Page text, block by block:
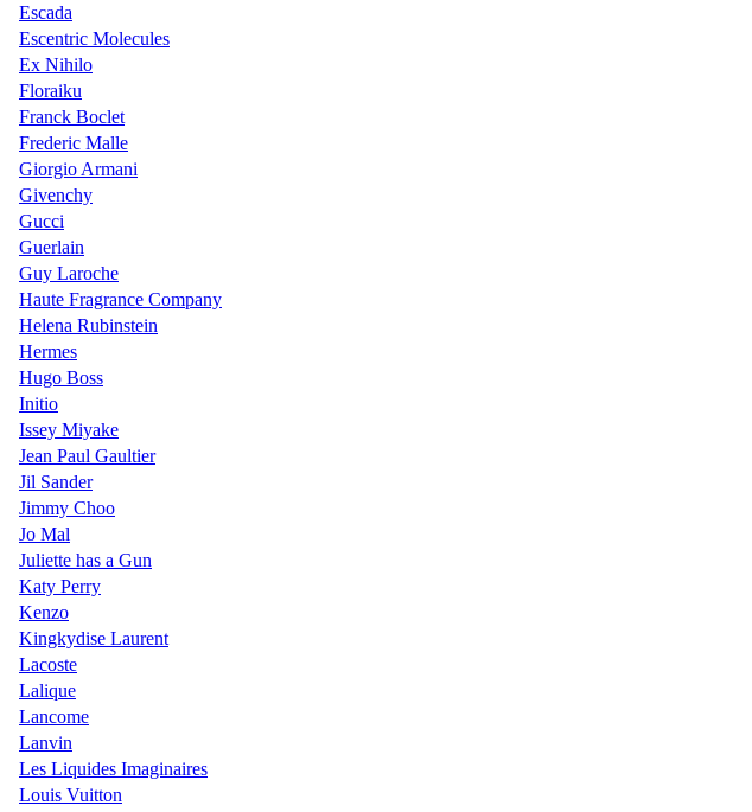
Escada
Escentric Molecules
Ex Nihilo
Floraiku
Franck Boclet
Frederic Malle
Giorgio Armani
Givenchy
Gucci
Guerlain
Guy Laroche
Haute Fragrance Company
Helena Rubinstein
Hermes
Hugo Boss
Initio
Issey Miyake
Jean Paul Gaultier
Jil Sander
Jimmy Choo
Jo Mal
Juliette has a Gun
Katy Perry
Kenzo
Kingkydise Laurent
Lacoste
Lalique
Lancome
Lanvin
Les Liquides Imaginaires
Louis Vuitton